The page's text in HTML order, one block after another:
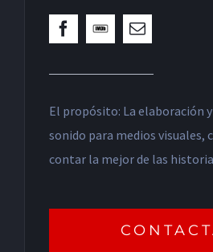
El propósito: La elaboración
sonido para medios visuales,
contar la mejor de las